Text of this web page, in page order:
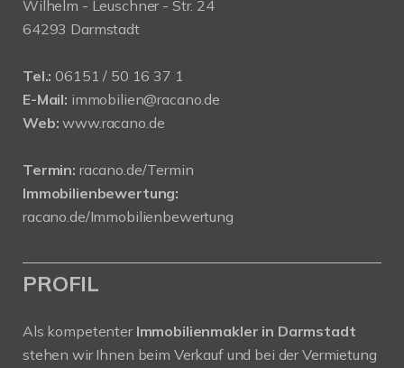
Wilhelm - Leuschner - Str. 24
64293 Darmstadt
Tel.: 06151 / 50 16 37 1
E-Mail: immobilien@racano.de
Web: www.racano.de
Termin: racano.de/Termin
Immobilienbewertung:
racano.de/Immobilienbewertung
PROFIL
Als kompetenter Immobilienmakler in Darmstadt
stehen wir Ihnen beim Verkauf und bei der Vermietung